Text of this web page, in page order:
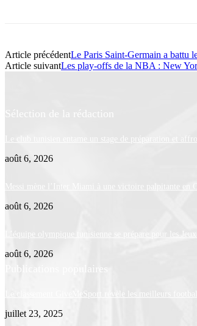
Article précédentLe Paris Saint-Germain a battu
Article suivantLes play-offs de la NBA : New
Sélection de la rédaction
Le club tunisien entame un stage de préparation et
août 6, 2026
Messi mène l’Inter Miami à une victoire palpitante en
août 6, 2026
L’équipe olympique tunisienne se prépare pour les
août 6, 2026
Publications populaires
Le classement GiveMeSport révèle les meilleurs
juillet 23, 2025